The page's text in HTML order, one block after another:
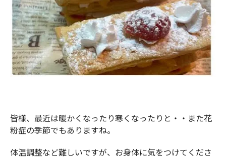
皆様、最近は暖かくなったり寒くなったりと・・また花
粉症の季節でもありますね。
体温調整など難しいですが、お身体に気をつけてくださ